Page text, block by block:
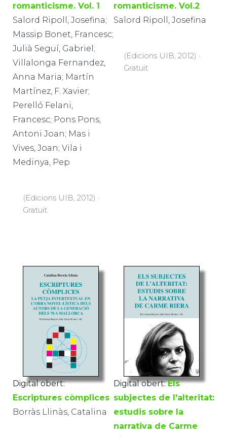
romanticisme. Vol. 1
Salord Ripoll, Josefina;
Massip Bonet, Francesc;
Julià Seguí, Gabriel;
Villalonga Fernandez,
Anna Maria; Martín
Martínez, F. Xavier;
Perelló Felani,
Francesc; Pons Pons,
Antoni Joan; Mas i
Vives, Joan; Vila i
Medinya, Pep
(Edicions UIB, 2012) ·
Gratuït
romanticisme. Vol.2
Salord Ripoll, Josefina
(Edicions UIB, 2012) ·
Gratuït
Digital obert:
Escriptures còmplices
Borràs Llinàs, Catalina
Digital obert: Els
subjectes de l'alteritat:
estudis sobre la
narrativa de Carme